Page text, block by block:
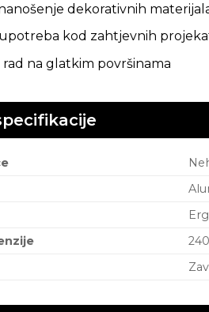
dekorativnih
kod zahtjevnih
rad na glatkim površinama